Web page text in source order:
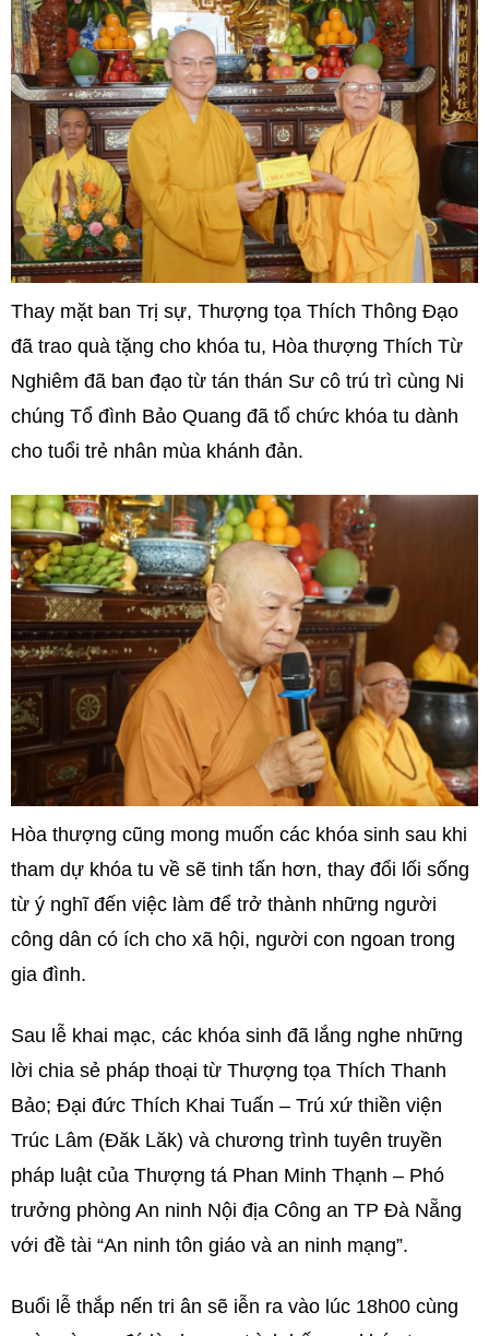
Thay mặt ban Trị sự, Thượng tọa Thích Thông Đạo
đã trao quà tặng cho khóa tu, Hòa thượng Thích Từ
Nghiêm đã ban đạo từ tán thán Sư cô trú trì cùng Ni
chúng Tổ đình Bảo Quang đã tổ chức khóa tu dành
cho tuổi trẻ nhân mùa khánh đản.
Hòa thượng cũng mong muốn các khóa sinh sau khi
tham dự khóa tu về sẽ tinh tấn hơn, thay đổi lối sống
từ ý nghĩ đến việc làm để trở thành những người
công dân có ích cho xã hội, người con ngoan trong
gia đình.
Sau lễ khai mạc, các khóa sinh đã lắng nghe những
lời chia sẻ pháp thoại từ Thượng tọa Thích Thanh
Bảo; Đại đức Thích Khai Tuấn – Trú xứ thiền viện
Trúc Lâm (Đăk Lăk) và chương trình tuyên truyền
pháp luật của Thượng tá Phan Minh Thạnh – Phó
trưởng phòng An ninh Nội địa Công an TP Đà Nẵng
với đề tài “An ninh tôn giáo và an ninh mạng”.
Buổi lễ thắp nến tri ân sẽ iễn ra vào lúc 18h00 cùng